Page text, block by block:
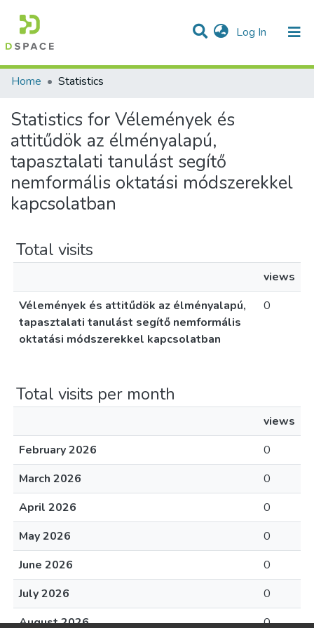
Log In (current)
Communities & Collections
All of DSpace
Home
Statistics
Statistics for Vélemények és
attitűdök az élményalapú,
tapasztalati tanulást segítő
nemformális oktatási módszerekkel
kapcsolatban
Total visits
views
Vélemények és attitűdök az élményalapú,
tapasztalati tanulást segítő nemformális
oktatási módszerekkel kapcsolatban
0
Total visits per month
views
February 2026
0
March 2026
0
April 2026
0
May 2026
0
June 2026
0
July 2026
0
August 2026
0